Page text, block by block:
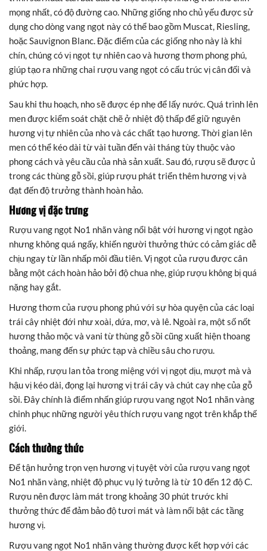
mọng nhất, có độ đường cao. Những giống nho chủ yếu được sử
dụng cho dòng vang ngọt này có thể bao gồm Muscat, Riesling,
hoặc Sauvignon Blanc. Đặc điểm của các giống nho này là khi
chín, chúng có vị ngọt tự nhiên cao và hương thơm phong phú,
giúp tạo ra những chai rượu vang ngọt có cấu trúc vị cân đối và
phức hợp.
Sau khi thu hoạch, nho sẽ được ép nhẹ để lấy nước. Quá trình lên
men được kiểm soát chặt chẽ ở nhiệt độ thấp để giữ nguyên
hương vị tự nhiên của nho và các chất tạo hương. Thời gian lên
men có thể kéo dài từ vài tuần đến vài tháng tùy thuộc vào
phong cách và yêu cầu của nhà sản xuất. Sau đó, rượu sẽ được ủ
trong các thùng gỗ sồi, giúp rượu phát triển thêm hương vị và
đạt đến độ trưởng thành hoàn hảo.
Hương vị đặc trưng
Rượu vang ngọt No1 nhãn vàng nổi bật với hương vị ngọt ngào
nhưng không quá ngấy, khiến người thưởng thức có cảm giác dễ
chịu ngay từ lần nhấp môi đầu tiên. Vị ngọt của rượu được cân
bằng một cách hoàn hảo bởi độ chua nhẹ, giúp rượu không bị quá
nặng hay gắt.
Hương thơm của rượu phong phú với sự hòa quyện của các loại
trái cây nhiệt đới như xoài, dứa, mơ, và lê. Ngoài ra, một số nốt
hương thảo mộc và vani từ thùng gỗ sồi cũng xuất hiện thoang
thoảng, mang đến sự phức tạp và chiều sâu cho rượu.
Khi nhấp, rượu lan tỏa trong miệng với vị ngọt dịu, mượt mà và
hậu vị kéo dài, đọng lại hương vị trái cây và chút cay nhẹ của gỗ
sồi. Đây chính là điểm nhấn giúp rượu vang ngọt No1 nhãn vàng
chinh phục những người yêu thích rượu vang ngọt trên khắp thế
giới.
Cách thưởng thức
Để tận hưởng trọn vẹn hương vị tuyệt vời của rượu vang ngọt
No1 nhãn vàng, nhiệt độ phục vụ lý tưởng là từ 10 đến 12 độ C.
Rượu nên được làm mát trong khoảng 30 phút trước khi
thưởng thức để đảm bảo độ tươi mát và làm nổi bật các tầng
hương vị.
Rượu vang ngọt No1 nhãn vàng thường được kết hợp với các